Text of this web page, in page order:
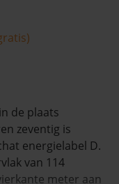
in de plaats
zeventig is
energielabel D.
van 114
meter aan